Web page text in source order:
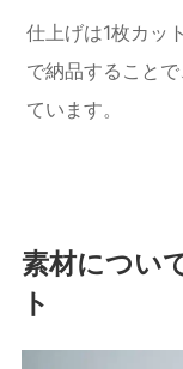
仕上げは1枚カッ
で納品すること
ています。
素材につい
ト